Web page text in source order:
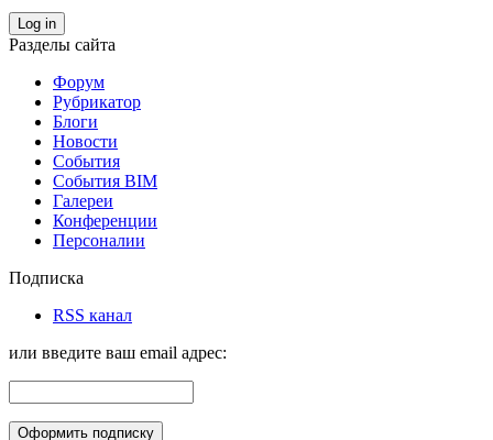
Log in
Разделы сайта
Форум
Рубрикатор
Блоги
Новости
События
События BIM
Галереи
Конференции
Персоналии
Подписка
RSS канал
или введите ваш email адрес: